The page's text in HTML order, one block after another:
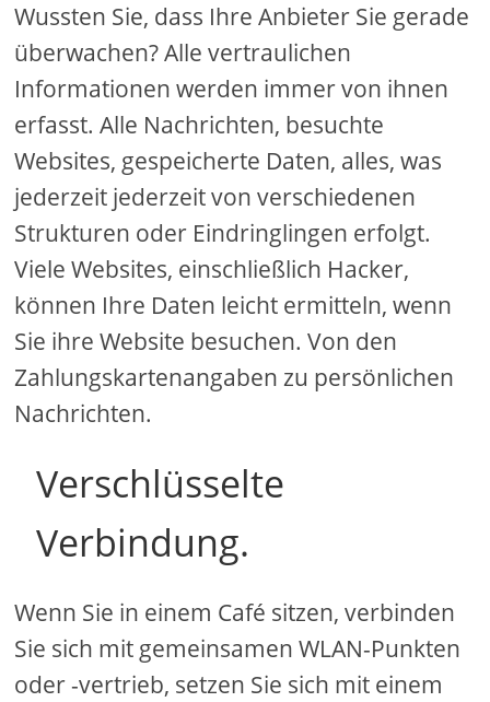
Wussten Sie, dass Ihre Anbieter Sie gerade
überwachen? Alle vertraulichen
Informationen werden immer von ihnen
erfasst. Alle Nachrichten, besuchte
Websites, gespeicherte Daten, alles, was
jederzeit jederzeit von verschiedenen
Strukturen oder Eindringlingen erfolgt.
Viele Websites, einschließlich Hacker,
können Ihre Daten leicht ermitteln, wenn
Sie ihre Website besuchen. Von den
Zahlungskartenangaben zu persönlichen
Nachrichten.
Verschlüsselte
Verbindung.
Wenn Sie in einem Café sitzen, verbinden
Sie sich mit gemeinsamen WLAN-Punkten
oder -vertrieb, setzen Sie sich mit einem